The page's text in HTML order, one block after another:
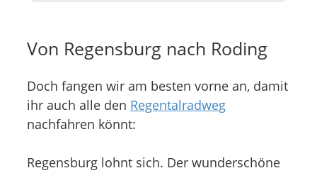
Von Regensburg nach Roding
Doch fangen wir am besten vorne an, damit
ihr auch alle den Regentalradweg
nachfahren könnt:
Regensburg lohnt sich. Der wunderschöne